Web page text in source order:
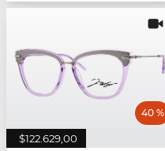
$122.629,00
40 %